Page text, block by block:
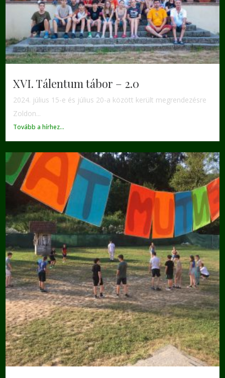
XVI. Tálentum tábor – 2.0
2024. július 15-e és július 20-a között került megrendezésre
Zoldon...
Tovább a hírhez...